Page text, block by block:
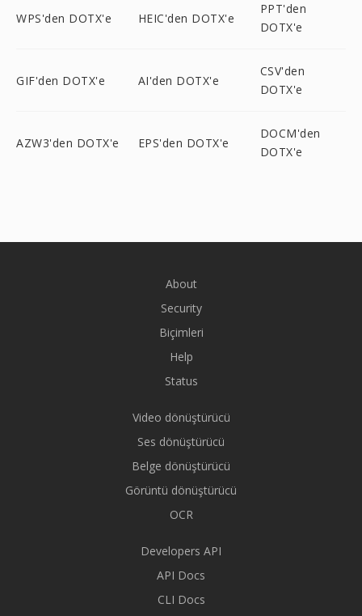
WPS'den DOTX'e HEIC'den DOTX'e
PPT'den
DOTX'e
GIF'den DOTX'e AI'den DOTX'e
CSV'den
DOTX'e
AZW3'den DOTX'e EPS'den DOTX'e
DOCM'den
DOTX'e
About
Security
Biçimleri
Help
Status
Video dönüştürücü
Ses dönüştürücü
Belge dönüştürücü
Görüntü dönüştürücü
OCR
Developers API
API Docs
CLI Docs